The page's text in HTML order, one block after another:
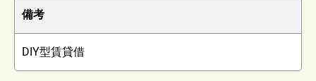
備考
DIY型賃貸借